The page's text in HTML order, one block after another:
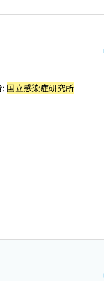
: 国立感染症研究所